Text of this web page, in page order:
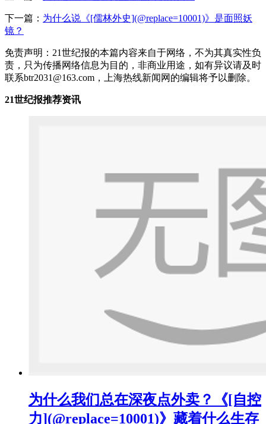
下一篇： 为什么说《[儒林外史](@replace=10001)》是面照妖
镜？
免责声明：21世纪报的本篇内容来自于网络，不为其真实性负
责，只为传播网络信息为目的，非商业用途，如有异议请及时
联系btr2031@163.com，上海热线新闻网的编辑将予以删除。
21世纪报推荐资讯
为什么我们总在深夜点外卖？《[自控
力](@replace=10001)》藏着什么生存